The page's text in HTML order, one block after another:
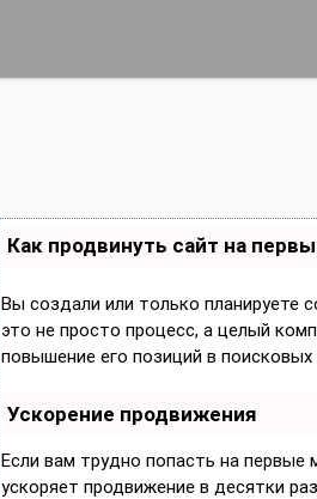
Как продвинуть сайт на
Вы создали или только планируете
это не просто процесс, а целый
повышение его позиций в поисковых
Ускорение продвижения
Если вам трудно попасть на первые
ускоряет продвижение в десятки